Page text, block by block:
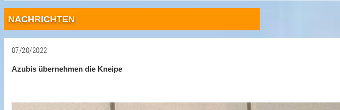
NACHRICHTEN
07/20/2022
Azubis übernehmen die Kneipe